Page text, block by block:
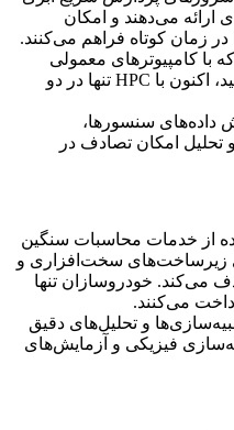
ارائه می‌دهند و امکان
در زمان کوتاه فراهم می‌کنند.
با کامپیوترهای معمولی
حدود چهار روز طول می‌کشید، اکنون با HPC تنها در دو
داده‌های سنسورها،
امکان تصادف در
از خدمات محاسبات سنگین
زیرساخت‌های سخت‌افزاری و
می‌کند. خودروسازان تنها
می‌کنند.
و تحلیل‌های دقیق
فیزیکی و آزمایش‌های